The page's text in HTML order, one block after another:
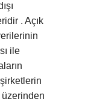
. Açık
ile
şirketlerin
üzerinden